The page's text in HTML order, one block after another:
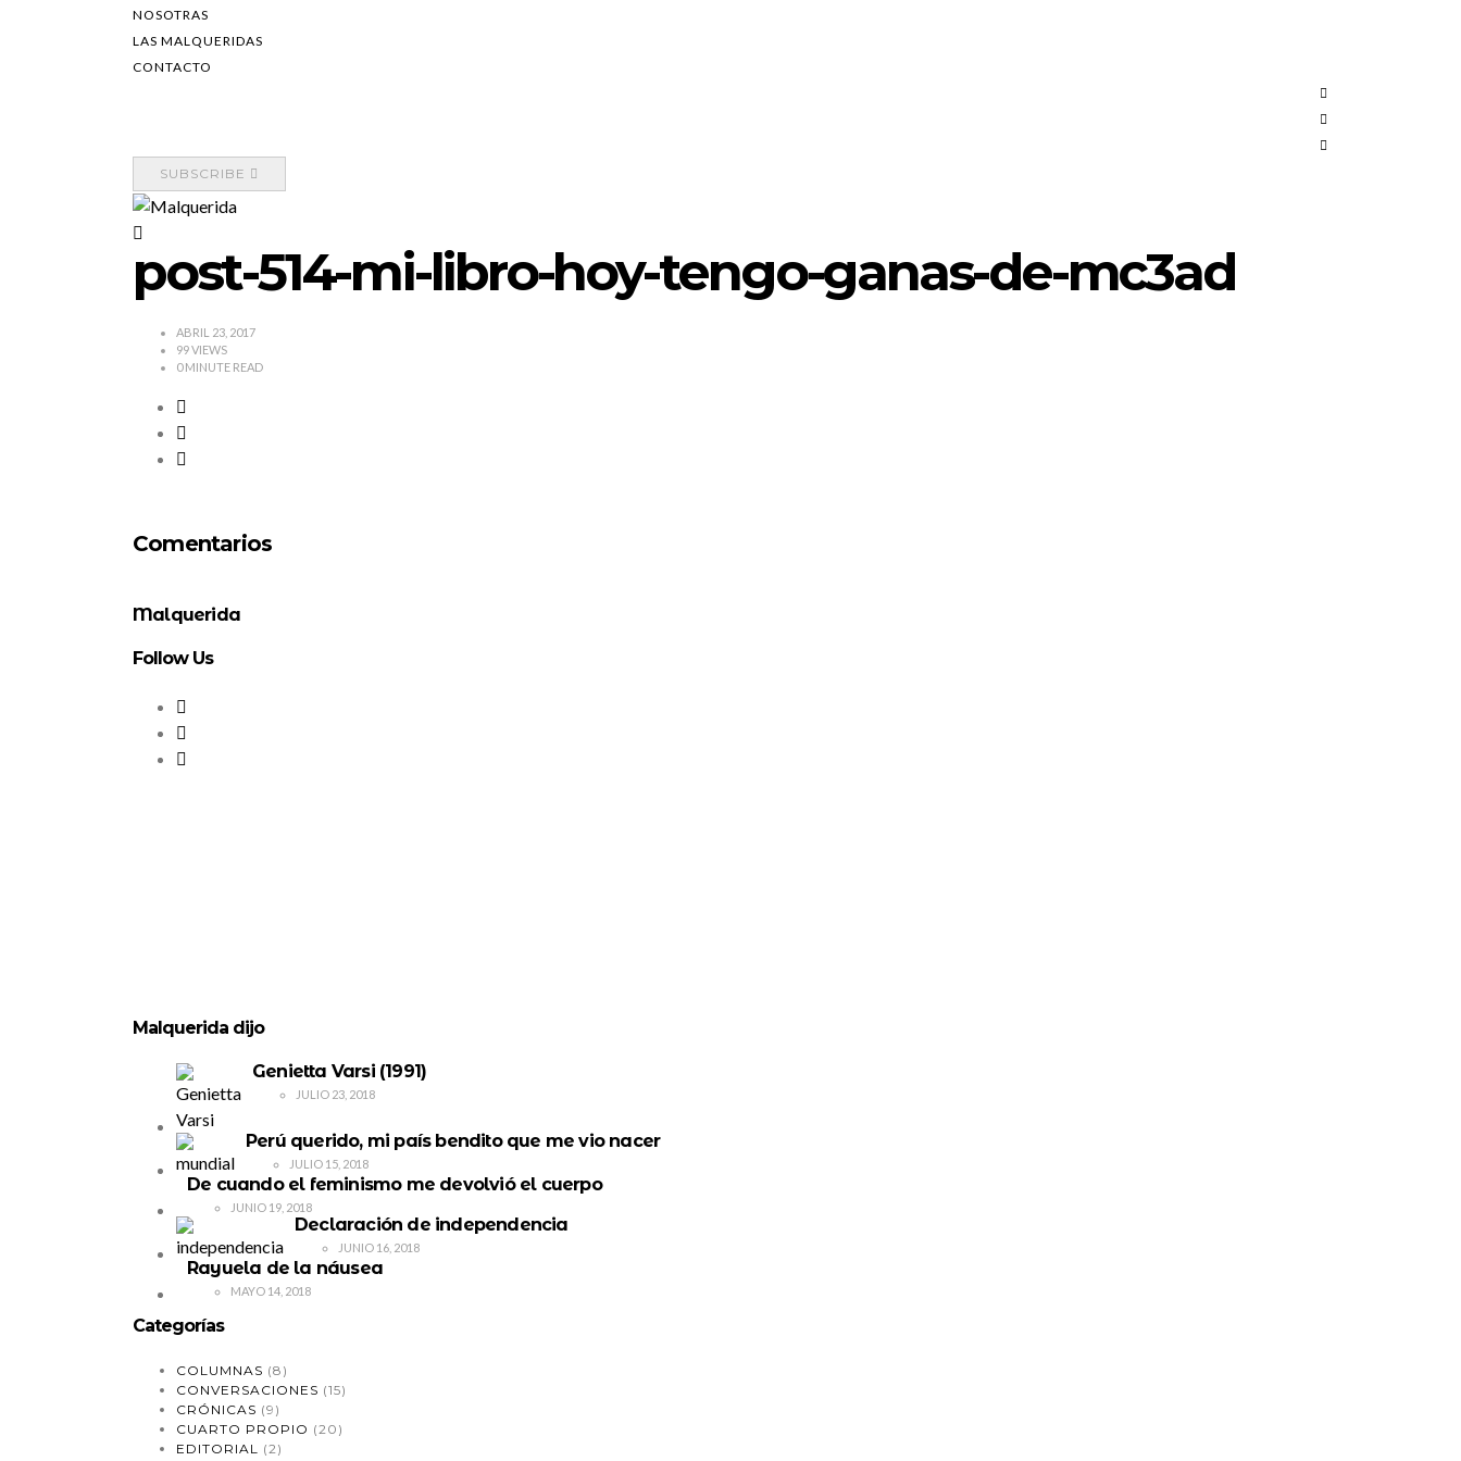
NOSOTRAS
LAS MALQUERIDAS
CONTACTO
SUBSCRIBE
post-514-mi-libro-hoy-tengo-ganas-de-mc3ad
ABRIL 23, 2017
99 VIEWS
0MINUTE READ
Comentarios
Malquerida
Follow Us
Malquerida dijo
Genietta Varsi (1991)
JULIO 23, 2018
Perú querido, mi país bendito que me vio nacer
JULIO 15, 2018
De cuando el feminismo me devolvió el cuerpo
JUNIO 19, 2018
Declaración de independencia
JUNIO 16, 2018
Rayuela de la náusea
MAYO 14, 2018
Categorías
COLUMNAS (8)
CONVERSACIONES (15)
CRÓNICAS (9)
CUARTO PROPIO (20)
EDITORIAL
(2)